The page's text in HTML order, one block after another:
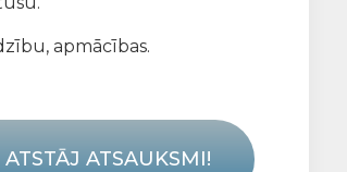
apmācības.
ATSTĀJ ATSAUKSMI!